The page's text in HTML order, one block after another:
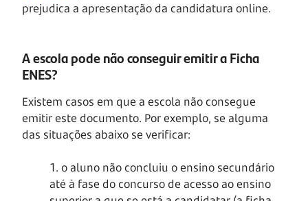
prejudica a apresentação da candidatura online.
A escola pode não conseguir emitir a Ficha
ENES?
Existem casos em que a escola não consegue
emitir este documento. Por exemplo, se alguma
das situações abaixo se verificar:
1. o aluno não concluiu o ensino secundário
até à fase do concurso de acesso ao ensino